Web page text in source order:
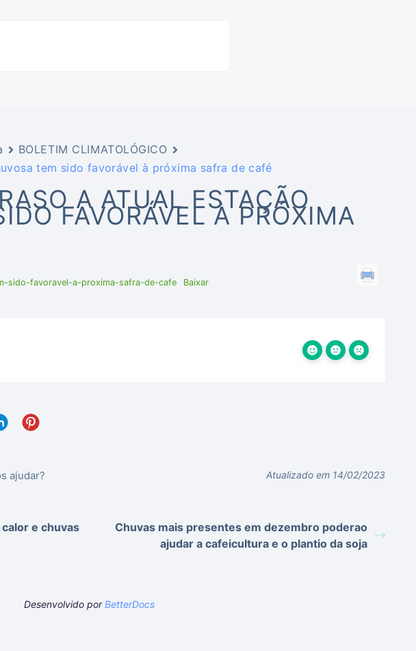
BOLETIM CLIMATOLÓGICO
tem sido favorável à próxima safra de café
A ATUAL ESTAÇÃO
FAVORÁVEL À PRÓXIMA
sido-favoravel-a-proxima-safra-de-cafe Baixar
ajudar? Atualizado em 14/02/2023
e chuvas
Chuvas mais presentes em dezembro poderao
ajudar a cafeicultura e o plantio da soja
Desenvolvido porBetterDocs